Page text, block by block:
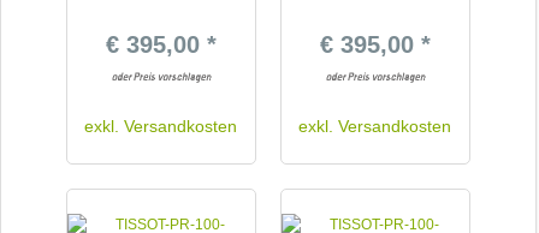
€ 395,00 *
exkl.Versandkosten
€ 395,00 *
exkl.Versandkosten